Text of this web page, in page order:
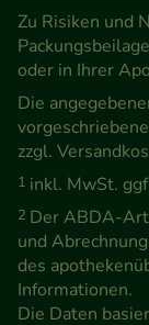
Statistik &
unserer
unsere
den Inhalt
Werbung auf
zu gestalten.
teilweise an
Medien
Zu Risiken und
oder in Ihrer
Die
zzgl.
1 inkl. MwSt.
2 Der ABDA-
und
des
Informationen.
Die Daten